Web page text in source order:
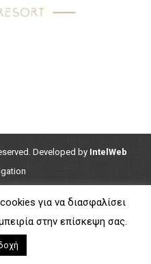
Developed by IntelWeb
για να διασφαλίσει
στην επίσκεψη σας.